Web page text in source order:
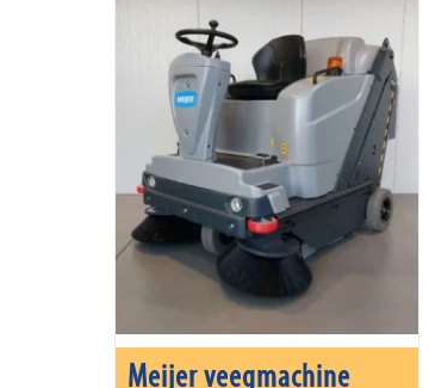
Meijer veegmachine